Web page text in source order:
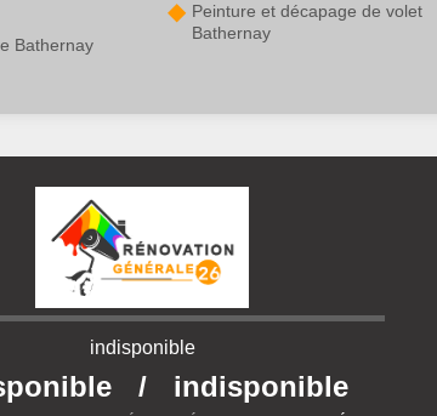
Bathernay
Peinture et décapage de volet
Bathernay
indisponible
/ indisponible